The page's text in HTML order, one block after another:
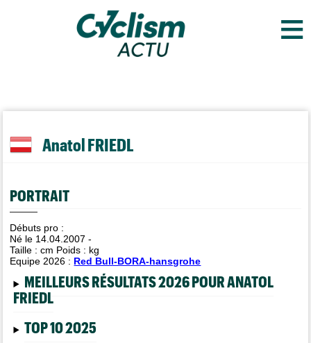
≡
Anatol FRIEDL
PORTRAIT
Débuts pro :
Né le 14.04.2007 -
Taille :cm Poids : kg
Equipe 2026 : Red Bull-BORA-hansgrohe
MEILLEURS RÉSULTATS 2026 POUR ANATOL
FRIEDL
TOP 10 2025